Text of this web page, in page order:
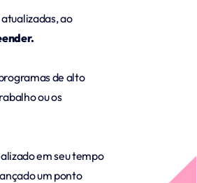
ao
de alto
ou os
em seu tempo
um ponto